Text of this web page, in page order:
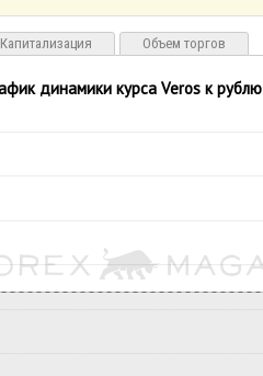
Капитализация Объем торгов
динамики курса Veros к рублю